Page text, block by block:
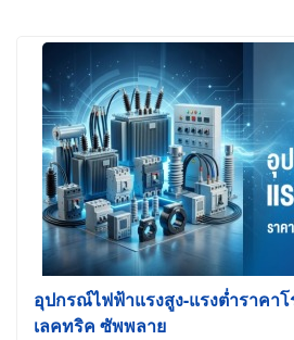
อุปกรณ์ไฟฟ้าแรงสูง-แรงต่ำราคาโ
เลคทริค ซัพพลาย